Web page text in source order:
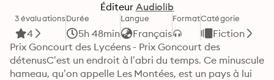
Éditeur Audiolib
3 évaluations
4
Durée
5h 48min
Langue
Français
FormatCatégorie
Fiction
Prix Goncourt des Lycéens - Prix Goncourt des
détenusC’est un endroit à l’abri du temps. Ce minuscule
hameau, qu’on appelle Les Montées, est un pays à lui